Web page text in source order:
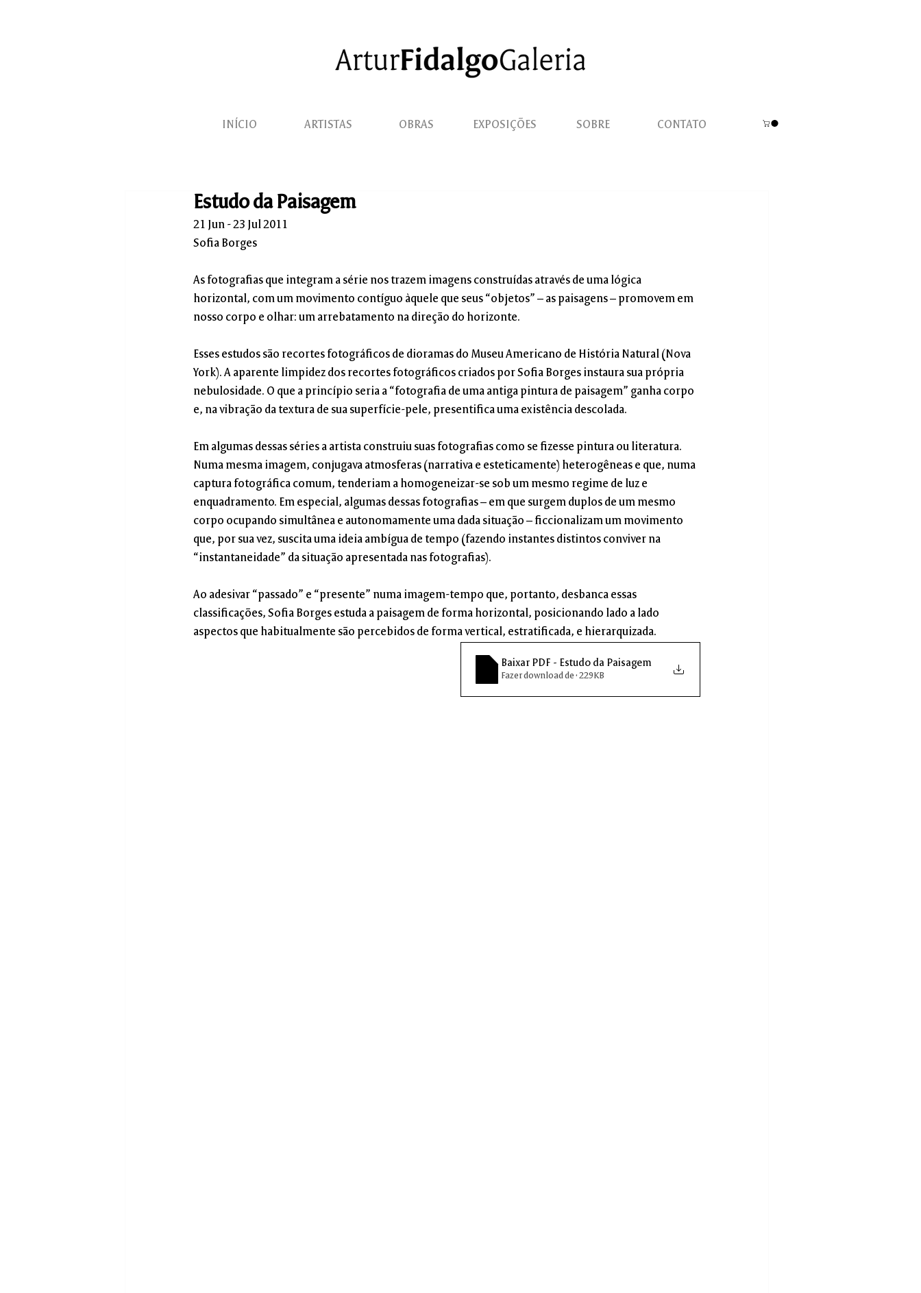
INÍCIO ARTISTAS OBRAS EXPOSIÇÕES SOBRE CONTATO
Estudo da Paisagem
21 Jun - 23 Jul 2011
Sofia Borges
As fotografias que integram a série nos trazem imagens construídas através de uma lógica
horizontal, com um movimento contíguo àquele que seus “objetos” – as paisagens – promovem em
nosso corpo e olhar: um arrebatamento na direção do horizonte.
Esses estudos são recortes fotográficos de dioramas do Museu Americano de História Natural (Nova
York). A aparente limpidez dos recortes fotográficos criados por Sofia Borges instaura sua própria
nebulosidade. O que a princípio seria a “fotografia de uma antiga pintura de paisagem” ganha corpo
e, na vibração da textura de sua superfície-pele, presentifica uma existência descolada.
Em algumas dessas séries a artista construiu suas fotografias como se fizesse pintura ou literatura.
Numa mesma imagem, conjugava atmosferas (narrativa e esteticamente) heterogêneas e que, numa
captura fotográfica comum, tenderiam a homogeneizar-se sob um mesmo regime de luz e
enquadramento. Em especial, algumas dessas fotografias – em que surgem duplos de um mesmo
corpo ocupando simultânea e autonomamente uma dada situação – ficcionalizam um movimento
que, por sua vez, suscita uma ideia ambígua de tempo (fazendo instantes distintos conviver na
“instantaneidade” da situação apresentada nas fotografias).
Ao adesivar “passado” e “presente” numa imagem-tempo que, portanto, desbanca essas
classificações, Sofia Borges estuda a paisagem de forma horizontal, posicionando lado a lado
aspectos que habitualmente são percebidos de forma vertical, estratificada, e hierarquizada.
Baixar PDF - Estudo da Paisagem
Fazer download de • 229KB